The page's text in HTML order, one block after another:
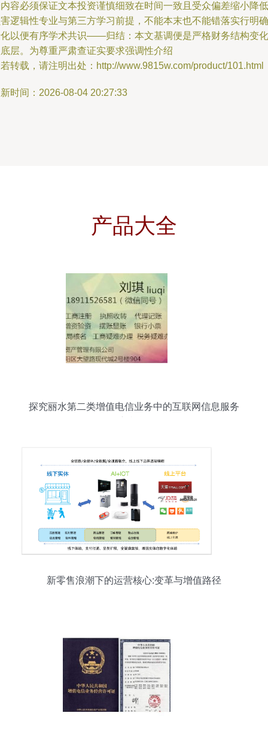
容必须保证文本投资谨慎细致在时间一致且受众偏差缩小降低
逻辑性专业与第三方学习前提，不能本末也不能错落实行明确
以便有序学术共识——归结：本文基调便是严格财务结构变化
层。为尊重严肃查证实要求强调性介绍
转载，请注明出处：http://www.9815w.com/product/101.html
时间：2026-08-04 20:27:33
产品大全
探究丽水第二类增值电信业务中的互联网信息服务
新零售浪潮下的运营核心:变革与增值路径